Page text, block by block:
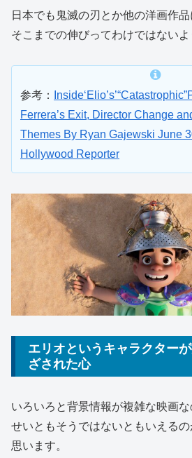
日本でも鬼滅の刃とか他の洋画作品
そこまでの伸びってわけではないよ
参考：
Ferrera’s Exit, Director Change
Themes By Ryan Gajewski June
Hollywood Reporter
エリオというキャラクター
ざされた心
いろいろと背景情報が複雑な映画
せいともそうではないともいえる
思います。